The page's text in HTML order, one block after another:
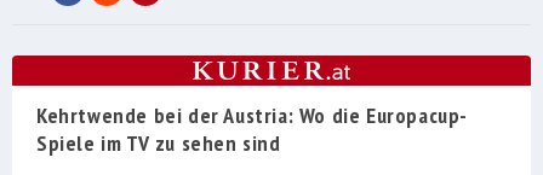
Kehrtwende bei der Austria: Wo die Europacup-
Spiele im TV zu sehen sind